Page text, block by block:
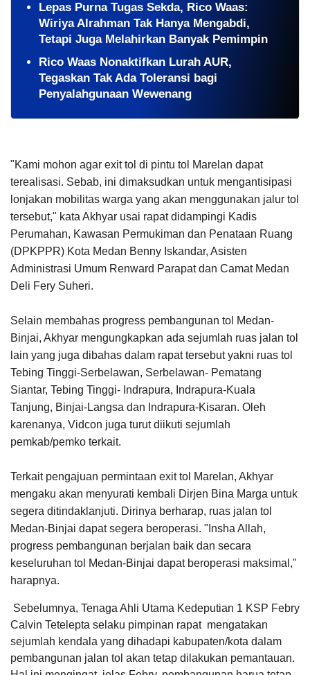
Lepas Purna Tugas Sekda, Rico Waas:
Wiriya Alrahman Tak Hanya Mengabdi,
Tetapi Juga Melahirkan Banyak Pemimpin
Rico Waas Nonaktifkan Lurah AUR,
Tegaskan Tak Ada Toleransi bagi
Penyalahgunaan Wewenang
"Kami mohon agar exit tol di pintu tol Marelan dapat
terealisasi. Sebab, ini dimaksudkan untuk mengantisipasi
lonjakan mobilitas warga yang akan menggunakan jalur tol
tersebut," kata Akhyar usai rapat didampingi Kadis
Perumahan, Kawasan Permukiman dan Penataan Ruang
(DPKPPR) Kota Medan Benny Iskandar, Asisten
Administrasi Umum Renward Parapat dan Camat Medan
Deli Fery Suheri.
Selain membahas progress pembangunan tol Medan-
Binjai, Akhyar mengungkapkan ada sejumlah ruas jalan tol
lain yang juga dibahas dalam rapat tersebut yakni ruas tol
Tebing Tinggi-Serbelawan, Serbelawan- Pematang
Siantar, Tebing Tinggi- Indrapura, Indrapura-Kuala
Tanjung, Binjai-Langsa dan Indrapura-Kisaran. Oleh
karenanya, Vidcon juga turut diikuti sejumlah
pemkab/pemko terkait.
Terkait pengajuan permintaan exit tol Marelan, Akhyar
mengaku akan menyurati kembali Dirjen Bina Marga untuk
segera ditindaklanjuti. Dirinya berharap, ruas jalan tol
Medan-Binjai dapat segera beroperasi. "Insha Allah,
progress pembangunan berjalan baik dan secara
keseluruhan tol Medan-Binjai dapat beroperasi maksimal,"
harapnya.
Sebelumnya, Tenaga Ahli Utama Kedeputian 1 KSP Febry
Calvin Tetelepta selaku pimpinan rapat mengatakan
sejumlah kendala yang dihadapi kabupaten/kota dalam
pembangunan jalan tol akan tetap dilakukan pemantauan.